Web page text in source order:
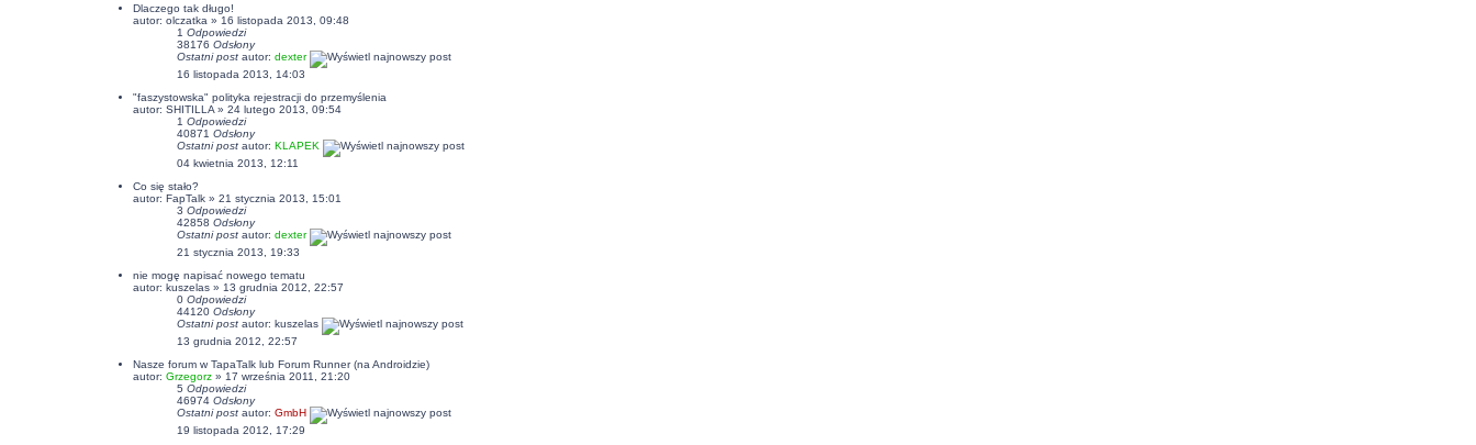
Dlaczego tak długo!
autor: olczatka » 16 listopada 2013, 09:48
1 Odpowiedzi
38176 Odsłony
Ostatni post autor: dexter
16 listopada 2013, 14:03
"faszystowska" polityka rejestracji do przemyślenia
autor: SHITILLA» 24 lutego 2013, 09:54
1 Odpowiedzi
40871 Odsłony
Ostatni post autor: KLAPEK
04 kwietnia 2013, 12:11
Co się stało?
autor: FapTalk » 21 stycznia 2013, 15:01
3 Odpowiedzi
42858 Odsłony
Ostatni post autor: dexter
21 stycznia 2013, 19:33
nie mogę napisać nowego tematu
autor: kuszelas» 13 grudnia 2012, 22:57
0 Odpowiedzi
44120 Odsłony
Ostatni post autor: kuszelas
13 grudnia 2012, 22:57
Nasze forum w TapaTalk lub Forum Runner (na Androidzie)
autor: Grzegorz» 17 września 2011, 21:20
5 Odpowiedzi
46974 Odsłony
Ostatni post autor: GmbH
19 listopada 2012, 17:29